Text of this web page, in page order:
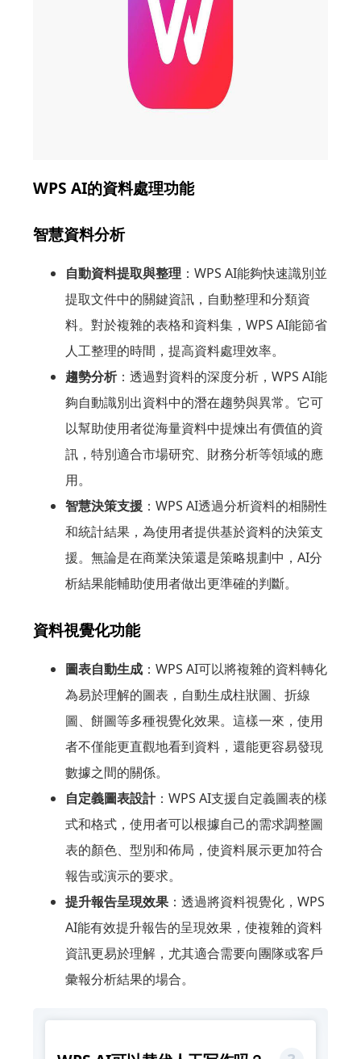
WPS AI的資料處理功能
智慧資料分析
自動資料提取與整理 ：WPS AI能夠快速識別並
提取文件中的關鍵資訊，自動整理和分類資
料。對於複雜的表格和資料集，WPS AI能節省
人工整理的時間，提高資料處理效率。
趨勢分析：透過對資料的深度分析，WPS AI能
夠自動識別出資料中的潛在趨勢與異常。它可
以幫助使用者從海量資料中提煉出有價值的資
訊，特別適合市場研究、財務分析等領域的應
用。
智慧決策支援：WPS AI透過分析資料的相關性
和統計結果，為使用者提供基於資料的決策支
援。無論是在商業決策還是策略規劃中，AI分
析結果能輔助使用者做出更準確的判斷。
資料視覺化功能
圖表自動生成：WPS AI可以將複雜的資料轉化
為易於理解的圖表，自動生成柱狀圖、折線
圖、餅圖等多種視覺化效果。這樣一來，使用
者不僅能更直觀地看到資料，還能更容易發現
數據之間的關係。
自定義圖表設計：WPS AI支援自定義圖表的樣
式和格式，使用者可以根據自己的需求調整圖
表的顏色、型別和佈局，使資料展示更加符合
報告或演示的要求。
提升報告呈現效果：透過將資料視覺化，WPS
AI能有效提升報告的呈現效果，使複雜的資料
資訊更易於理解，尤其適合需要向團隊或客戶
彙報分析結果的場合。